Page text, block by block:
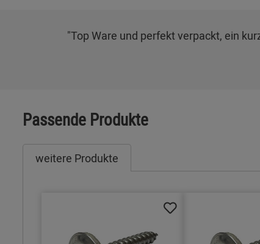
"Top Ware und perfekt verpackt, ein
Passende Produkte
weitere Produkte